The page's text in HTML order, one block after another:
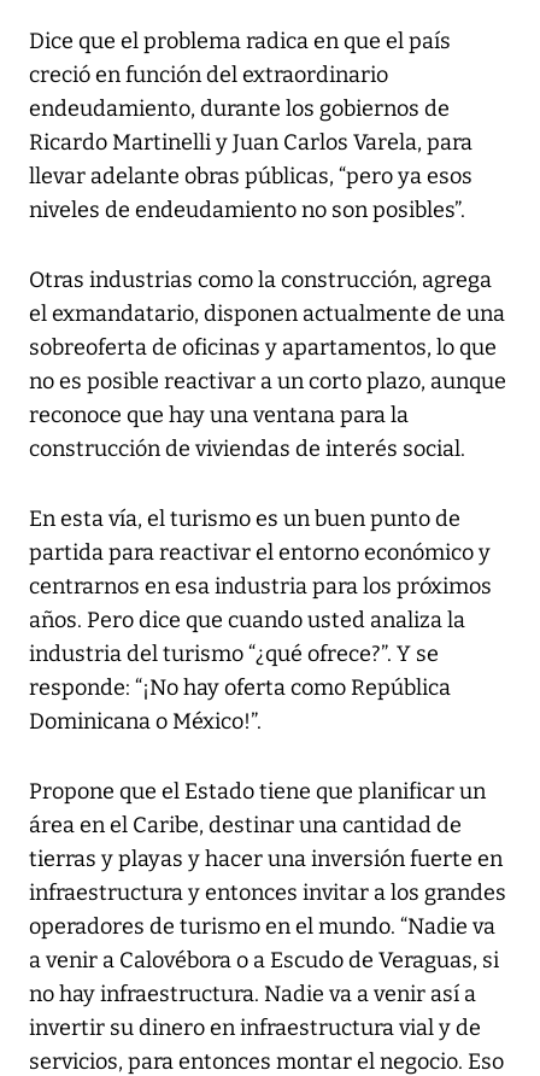
Dice que el problema radica en que el país
creció en función del extraordinario
endeudamiento, durante los gobiernos de
Ricardo Martinelli y Juan Carlos Varela, para
llevar adelante obras públicas, “pero ya esos
niveles de endeudamiento no son posibles”.
Otras industrias como la construcción, agrega
el exmandatario, disponen actualmente de una
sobreoferta de oficinas y apartamentos, lo que
no es posible reactivar a un corto plazo, aunque
reconoce que hay una ventana para la
construcción de viviendas de interés social.
En esta vía, el turismo es un buen punto de
partida para reactivar el entorno económico y
centrarnos en esa industria para los próximos
años. Pero dice que cuando usted analiza la
industria del turismo “¿qué ofrece?”. Y se
responde: “¡No hay oferta como República
Dominicana o México!”.
Propone que el Estado tiene que planificar un
área en el Caribe, destinar una cantidad de
tierras y playas y hacer una inversión fuerte en
infraestructura y entonces invitar a los grandes
operadores de turismo en el mundo. “Nadie va
a venir a Calovébora o a Escudo de Veraguas, si
no hay infraestructura. Nadie va a venir así a
invertir su dinero en infraestructura vial y de
servicios, para entonces montar el negocio. Eso